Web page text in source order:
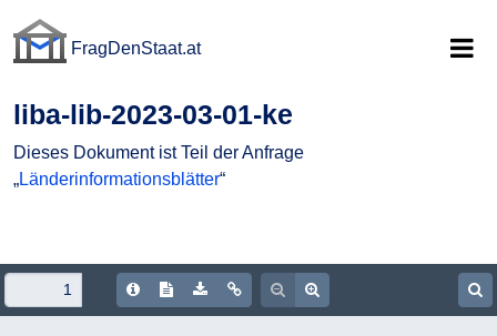
FragDenStaat.at
liba-lib-2023-03-01-ke
Dieses Dokument ist Teil der Anfrage
„Länderinformationsblätter“
Document Info
Show/hide Text
Download PDF
Copy document URL
Zoom out